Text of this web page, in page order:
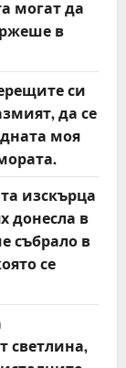
могат да
в
си
да се
моя
изскърца
донесла в
събрало в
се
светлина,